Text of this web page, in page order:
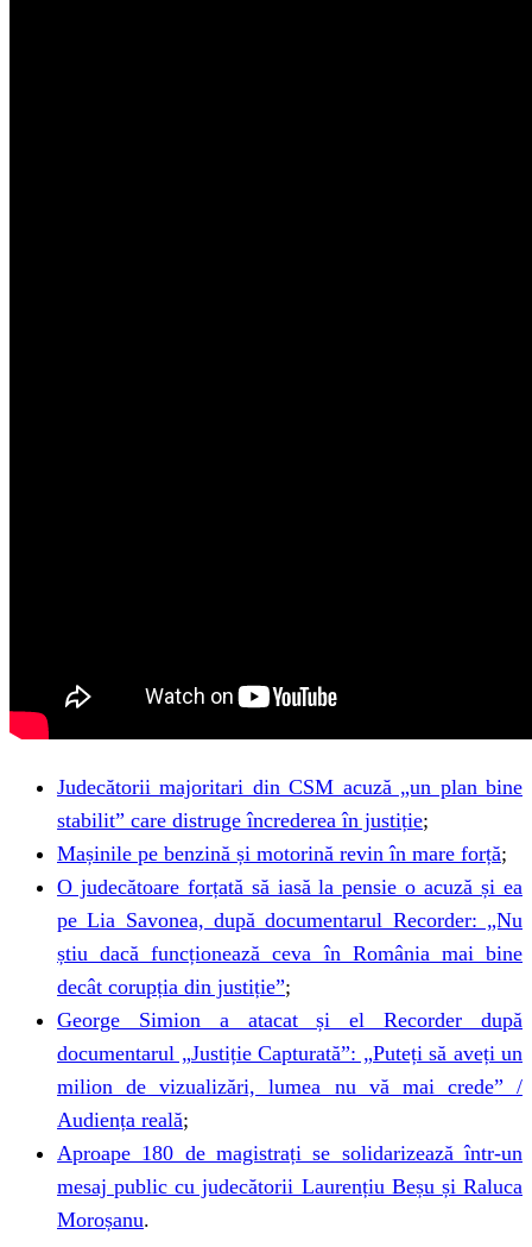
Judecătorii majoritari din CSM acuză „un plan bine
stabilit” care distruge încrederea în justiție;
Mașinile pe benzină și motorină revin în mare forță;
O judecătoare forțată să iasă la pensie o acuză și ea
pe Lia Savonea, după documentarul Recorder: „Nu
știu dacă funcționează ceva în România mai bine
decât corupția din justiție”;
George Simion a atacat și el Recorder după
documentarul „Justiție Capturată”: „Puteți să aveți un
milion de vizualizări, lumea nu vă mai crede” /
Audiența reală;
Aproape 180 de magistrați se solidarizează într-un
mesaj public cu judecătorii Laurențiu Beșu și Raluca
Moroșanu.